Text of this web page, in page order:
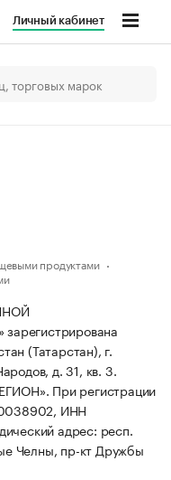
Личный кабинет
продуктами
(Татарстан), г.
д. 31, кв. 3.
При регистрации
ИНН
адрес: респ.
Челны, пр-кт Дружбы